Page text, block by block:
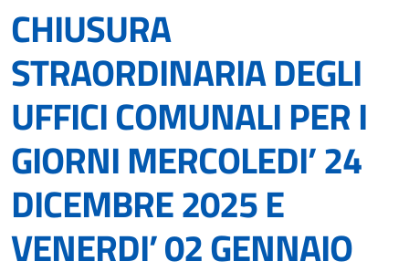
CHIUSURA
STRAORDINARIA DEGLI
UFFICI COMUNALI PER I
GIORNI MERCOLEDI’ 24
DICEMBRE 2025 E
VENERDI’ 02 GENNAIO